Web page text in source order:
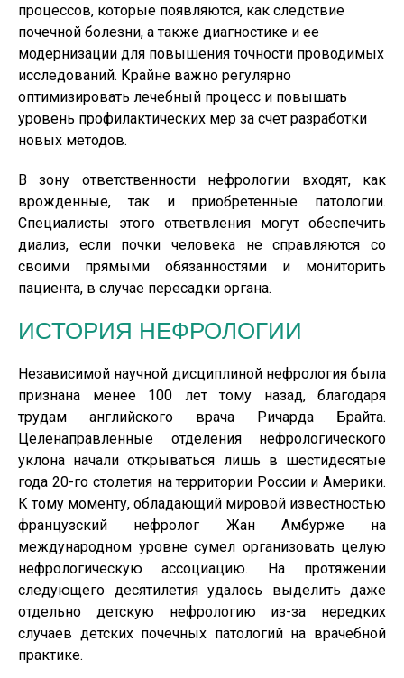
процессов, которые появляются, как следствие
почечной болезни, а также диагностике и ее
модернизации для повышения точности проводимых
исследований. Крайне важно регулярно
оптимизировать лечебный процесс и повышать
уровень профилактических мер за счет разработки
новых методов.
В зону ответственности нефрологии входят, как
врожденные, так и приобретенные патологии.
Специалисты этого ответвления могут обеспечить
диализ, если почки человека не справляются со
своими прямыми обязанностями и мониторить
пациента, в случае пересадки органа.
ИСТОРИЯ НЕФРОЛОГИИ
Независимой научной дисциплиной нефрология была
признана менее 100 лет тому назад, благодаря
трудам английского врача Ричарда Брайта.
Целенаправленные отделения нефрологического
уклона начали открываться лишь в шестидесятые
года 20-го столетия на территории России и Америки.
К тому моменту, обладающий мировой известностью
французский нефролог Жан Амбурже на
международном уровне сумел организовать целую
нефрологическую ассоциацию. На протяжении
следующего десятилетия удалось выделить даже
отдельно детскую нефрологию из-за нередких
случаев детских почечных патологий на врачебной
практике.